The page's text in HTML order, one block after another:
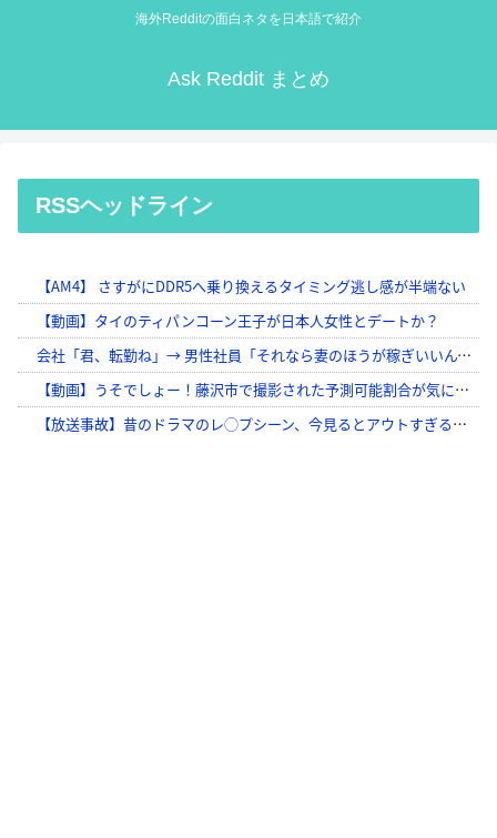
海外Redditの面白ネタを日本語で紹介
Ask Reddit まとめ
RSSヘッドライン